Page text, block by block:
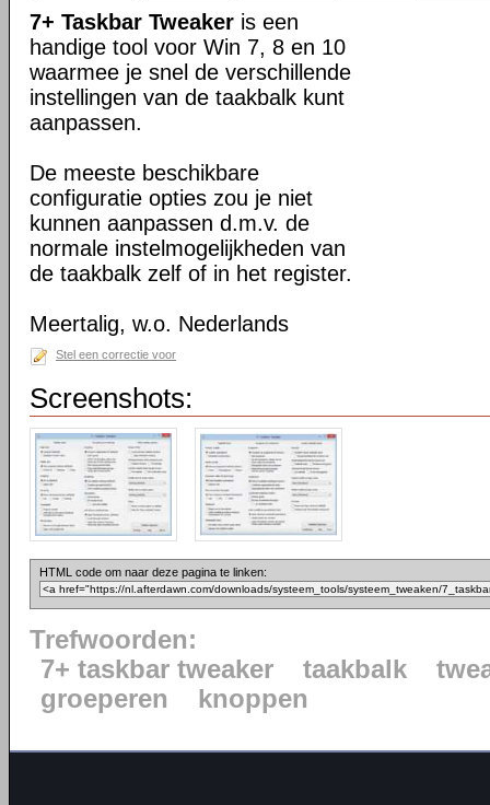
7+ Taskbar Tweaker is een
handige tool voor Win 7, 8 en 10
waarmee je snel de verschillende
instellingen van de taakbalk kunt
aanpassen.
De meeste beschikbare
configuratie opties zou je niet
kunnen aanpassen d.m.v. de
normale instelmogelijkheden van
de taakbalk zelf of in het register.
Meertalig, w.o. Nederlands
Stel een correctie voor
Screenshots:
HTML code om naar deze pagina te linken:
Trefwoorden:
7+ taskbar tweaker
taakbalk
groeperen
knoppen